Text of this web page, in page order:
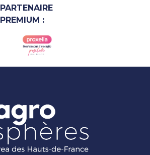
PARTENAIRE
PREMIUM :